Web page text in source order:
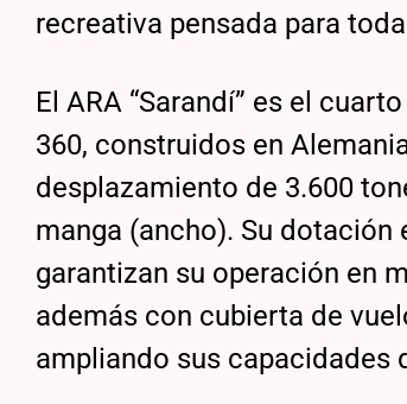
recreativa pensada para
El ARA “Sarandí” es el
360, construidos en
desplazamiento de 3.600
manga (ancho). Su dotación
garantizan su operación en
además con cubierta de
ampliando sus capacidades